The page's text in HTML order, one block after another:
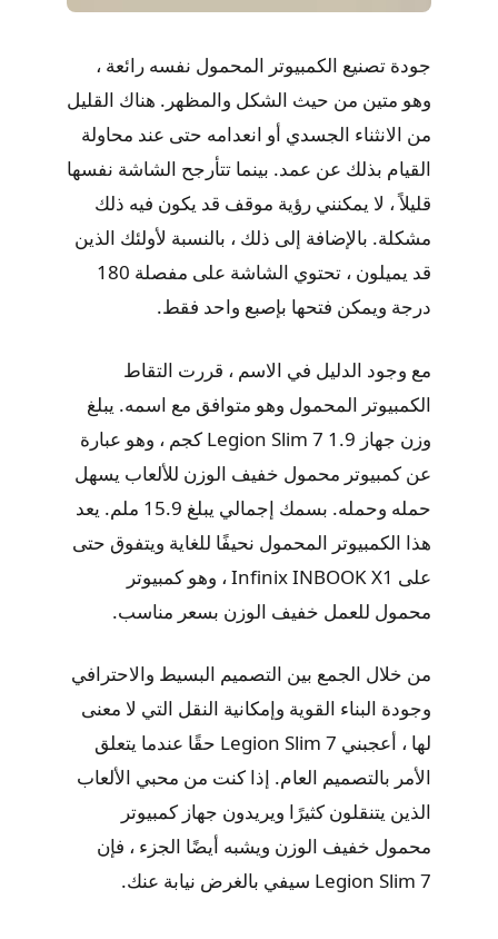
جودة تصنيع الكمبيوتر المحمول نفسه رائعة ،
وهو متين من حيث الشكل والمظهر. هناك القليل
من الانثناء الجسدي أو انعدامه حتى عند محاولة
القيام بذلك عن عمد. بينما تتأرجح الشاشة نفسها
قليلاً ، لا يمكنني رؤية موقف قد يكون فيه ذلك
مشكلة. بالإضافة إلى ذلك ، بالنسبة لأولئك الذين
قد يميلون ، تحتوي الشاشة على مفصلة 180
درجة ويمكن فتحها بإصبع واحد فقط.
مع وجود الدليل في الاسم ، قررت التقاط
الكمبيوتر المحمول وهو متوافق مع اسمه. يبلغ
وزن جهاز Legion Slim 7 1.9 كجم ، وهو عبارة
عن كمبيوتر محمول خفيف الوزن للألعاب يسهل
حمله وحمله. بسمك إجمالي يبلغ 15.9 ملم. يعد
هذا الكمبيوتر المحمول نحيفًا للغاية ويتفوق حتى
على Infinix INBOOK X1 ، وهو كمبيوتر
محمول للعمل خفيف الوزن بسعر مناسب.
من خلال الجمع بين التصميم البسيط والاحترافي
وجودة البناء القوية وإمكانية النقل التي لا معنى
لها ، أعجبني Legion Slim 7 حقًا عندما يتعلق
الأمر بالتصميم العام. إذا كنت من محبي الألعاب
الذين يتنقلون كثيرًا ويريدون جهاز كمبيوتر
محمول خفيف الوزن ويشبه أيضًا الجزء ، فإن
Legion Slim 7 سيفي بالغرض نيابة عنك.